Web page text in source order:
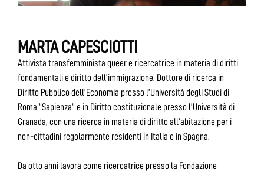
MARTA CAPESCIOTTI
Attivista transfemminista queer e ricercatrice in materia di diritti
fondamentali e diritto dell’immigrazione. Dottore di ricerca in
Diritto Pubblico dell’Economia presso l’Università degli Studi di
Roma “Sapienza” e in Diritto costituzionale presso l’Università di
Granada, con una ricerca in materia di diritto all’abitazione per i
non-cittadini regolarmente residenti in Italia e in Spagna.
Da otto anni lavora come ricercatrice presso la Fondazione